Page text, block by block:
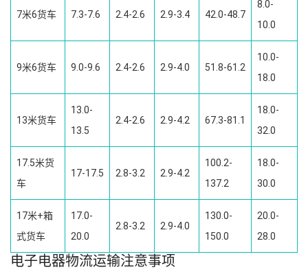
7米6货车 7.3-7.6 2.4-2.6 2.9-3.4 42.0-48.7
8.0-
10.0
9米6货车 9.0-9.6 2.4-2.6 2.9-4.0 51.8-61.2
10.0-
18.0
13米货车
13.0-
13.5
2.4-2.6 2.9-4.2 67.3-81.1
18.0-
32.0
17.5米货
车
17-17.5 2.8-3.2 2.9-4.2
100.2-
137.2
18.0-
30.0
17米+箱
式货车
17.0-
20.0
2.8-3.2 2.9-4.0
130.0-
150.0
20.0-
28.0
电子电器物流运输注意事项